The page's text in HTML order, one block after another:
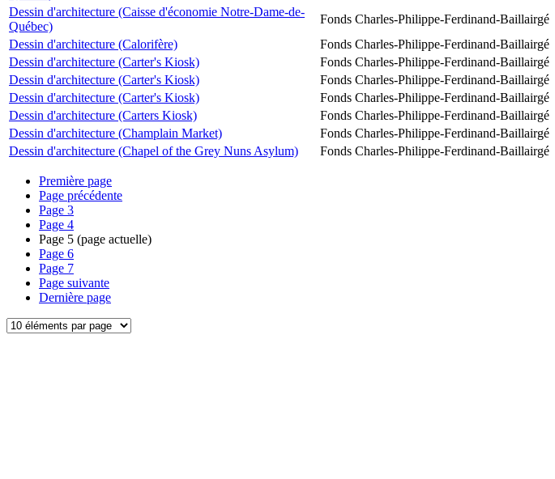
Dessin d'architecture (Caisse d'économie Notre-Dame-de-
Québec)
Fonds Charles-Philippe-Ferdinand-Baillairgé
Dessin d'architecture (Calorifère)
Fonds Charles-Philippe-Ferdinand-Baillairgé
Dessin d'architecture (Carter's Kiosk)
Fonds Charles-Philippe-Ferdinand-Baillairgé
Dessin d'architecture (Carter's Kiosk)
Fonds Charles-Philippe-Ferdinand-Baillairgé
Dessin d'architecture (Carter's Kiosk)
Fonds Charles-Philippe-Ferdinand-Baillairgé
Dessin d'architecture (Carters Kiosk)
Fonds Charles-Philippe-Ferdinand-Baillairgé
Dessin d'architecture (Champlain Market)
Fonds Charles-Philippe-Ferdinand-Baillairgé
Dessin d'architecture (Chapel of the Grey Nuns Asylum)
Fonds Charles-Philippe-Ferdinand-Baillairgé
Première page
Page précédente
Page 3
Page 4
Page 5 (page actuelle)
Page 6
Page 7
Page suivante
Dernière page